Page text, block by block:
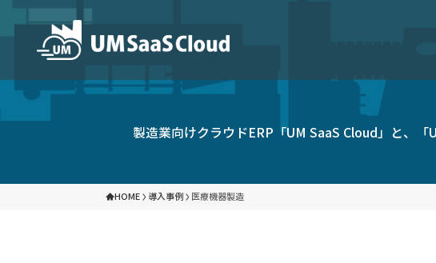
製品
クラウド販売・
パートナープログラム
UM SaaS Cloudは、各分野で専門性と実績を持つ多様なパー
しています。パートナー企業との協力により、お客様のDX推
製造業向けクラウドERP「UM SaaS Cloud」と、
HOME 導入事例 医療機器製造